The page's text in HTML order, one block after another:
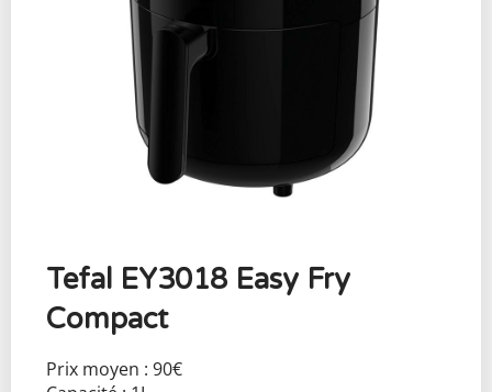
Tefal EY3018 Easy Fry
Compact
Prix moyen : 90€